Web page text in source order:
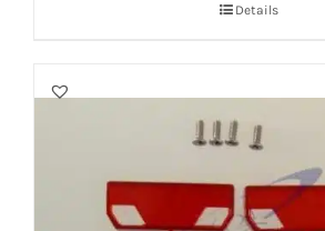
Details